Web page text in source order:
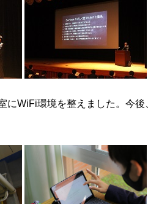
にWiFi環境を整えました。今